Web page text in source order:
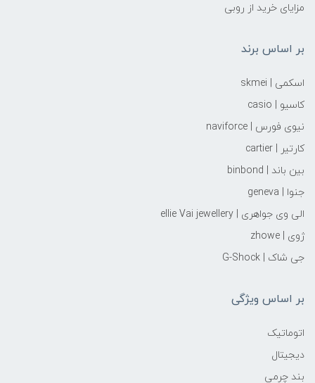
مزایای خرید از روبی
بر اساس برند
اسکمی | skmei
کاسیو | casio
نیوی فورس | naviforce
کارتیر | cartier
بین باند | binbond
جنوا | geneva
الی وی جواهری | ellie Vai‌ jewellery
ژوی | zhowe
جی شاک | G-Shock
بر اساس ویژگی
اتوماتیک
دیجیتال
بند چرمی